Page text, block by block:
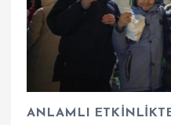
ANLAMLI